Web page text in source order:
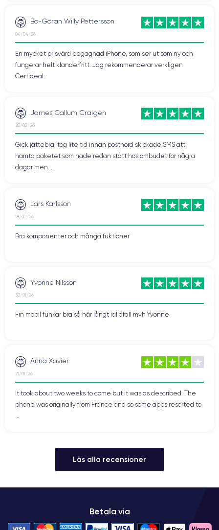
Bo-Göran Willy Pettersson
04/04/26
En mycket prisvärd begagnad iPhone, som ser ut som ny och
fungerar helt klanderfritt. Jag rekommenderar verkligen
Certideal.
James Callum Craigen
28/02/26
Gick jättebra, tog lite tid innan postnord skickade SMS att
hämta paketet som hade redan stått hos ombudet för några
dagar men ...
Lars Karlsson
18/02/26
Bra komponenter och många fuktioner
Yvonne Nilsson
30/01/26
Fin mobil funkar bra så här långt iallafall mvh Yvonne
Anna Xavier
21/01/26
It took about two weeks to come but it was as described. The
phone was originally from France and so some apps resorted to
Läs alla recensioner
Betala via